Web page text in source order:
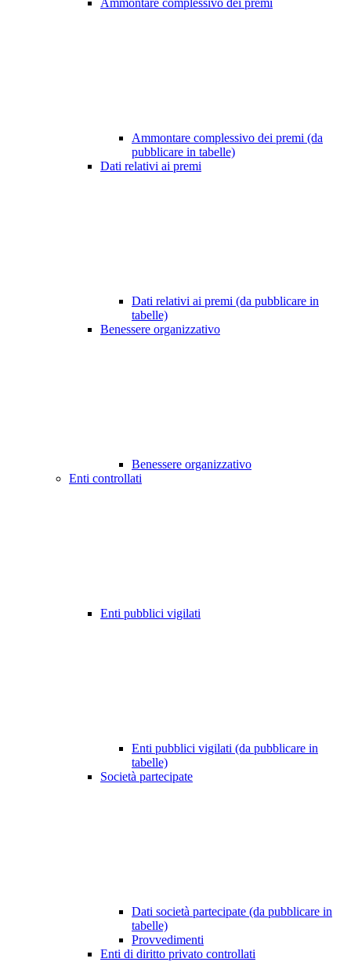
Ammontare complessivo dei premi
Ammontare complessivo dei premi (da
pubblicare in tabelle)
Dati relativi ai premi
Dati relativi ai premi (da pubblicare in
tabelle)
Benessere organizzativo
Benessere organizzativo
Enti controllati
Enti pubblici vigilati
Enti pubblici vigilati (da pubblicare in
tabelle)
Società partecipate
Dati società partecipate (da pubblicare in
tabelle)
Provvedimenti
Enti di diritto privato controllati